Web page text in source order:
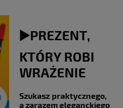
▶️PREZENT,
KTÓRY ROBI
WRAŻENIE
Szukasz praktycznego,
a zarazem eleganckiego